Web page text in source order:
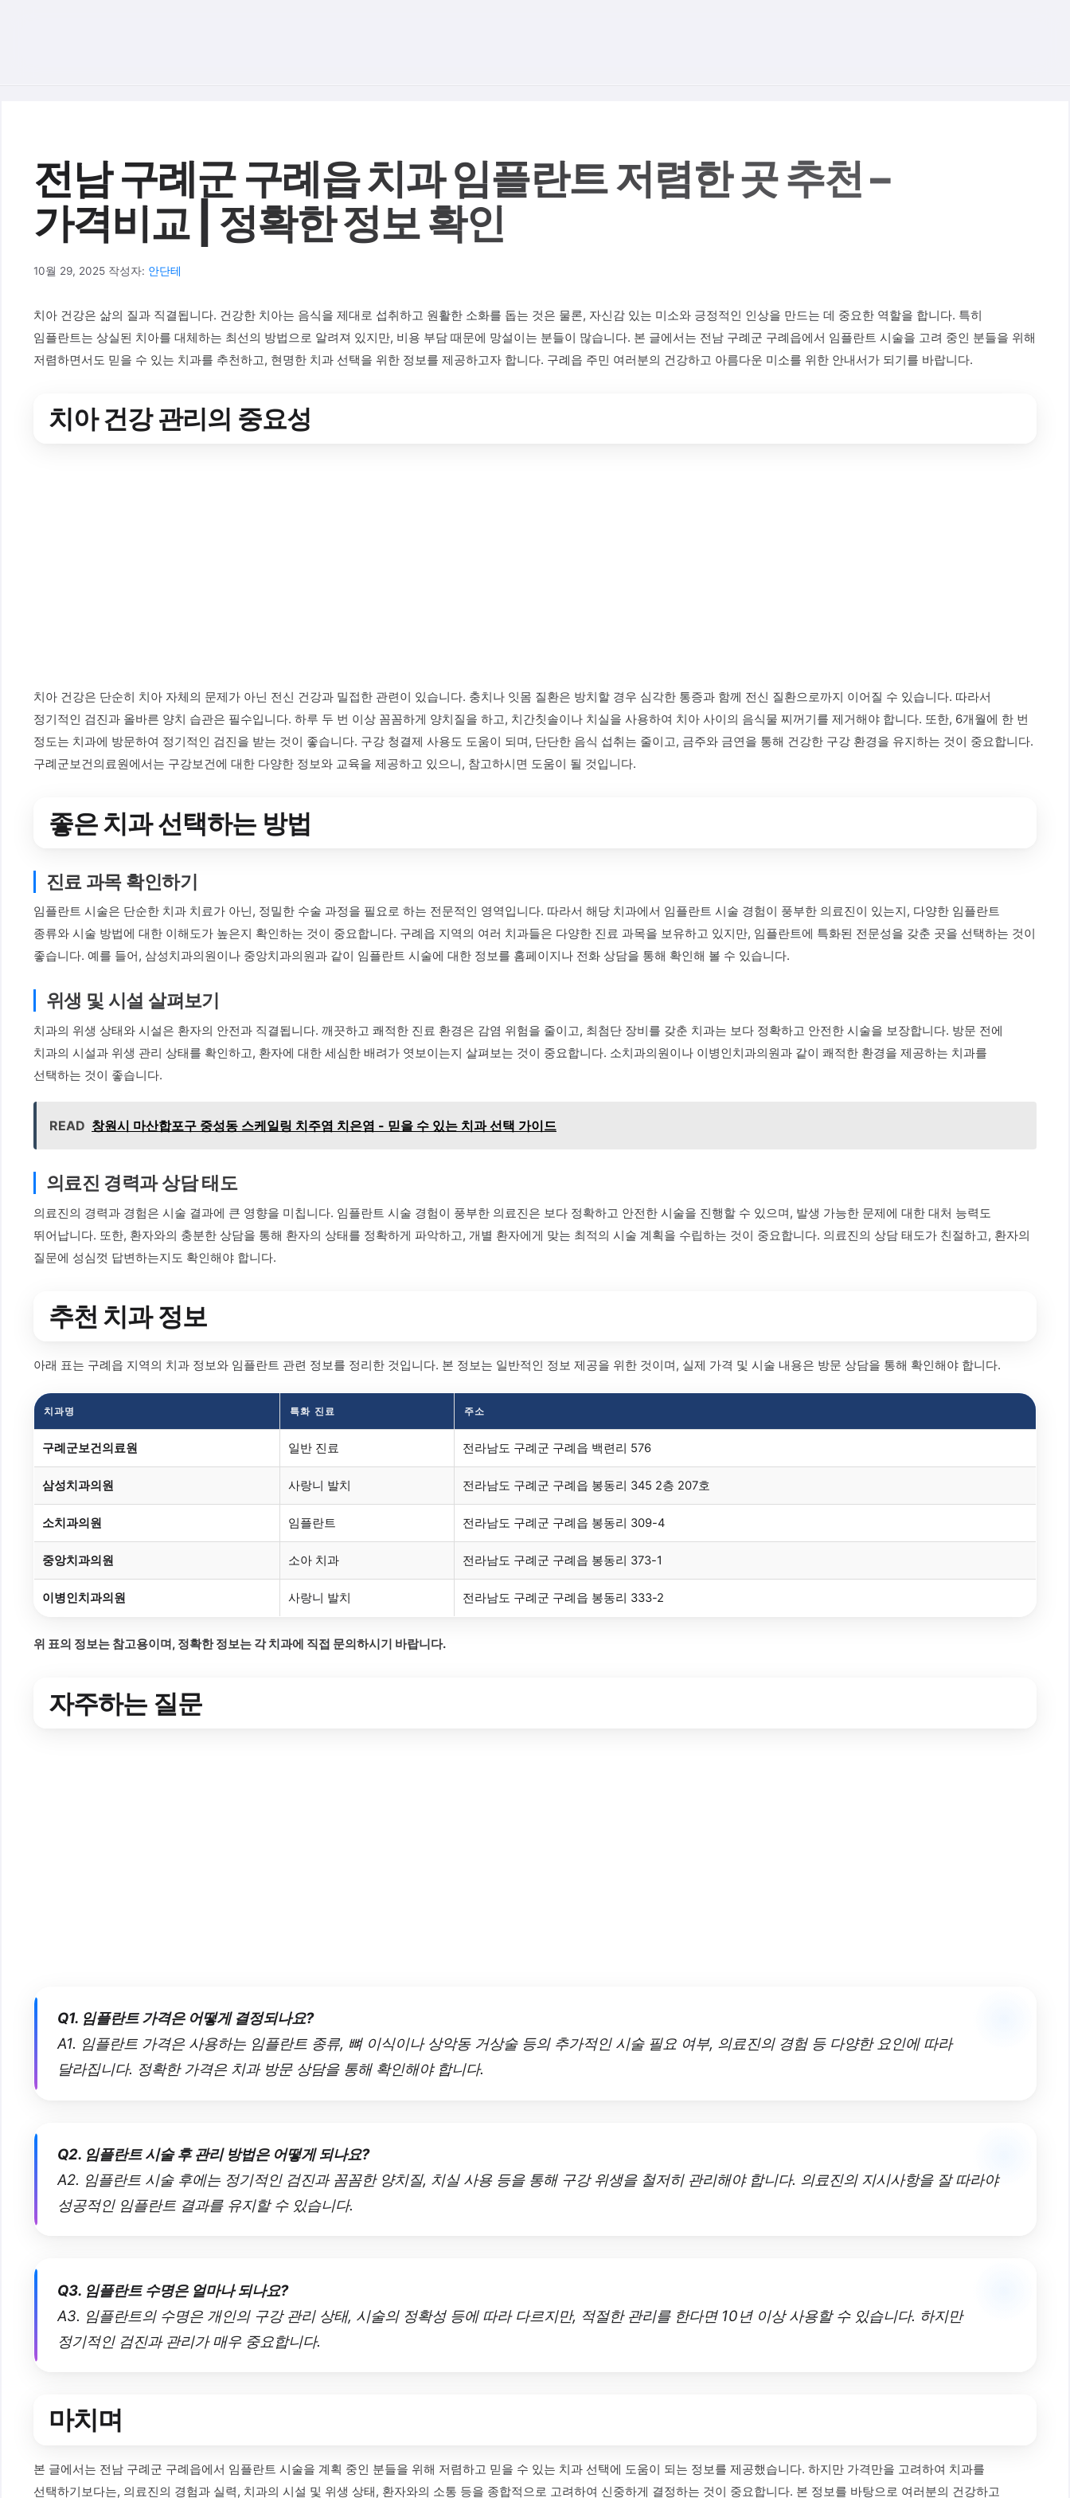
전남 구례군 구례읍 치과 임플란트 저렴한 곳 추천 –
가격비교 | 정확한 정보 확인
10월 29, 2025 작성자: 안단테
치아 건강은 삶의 질과 직결됩니다. 건강한 치아는 음식을 제대로 섭취하고 원활한 소화를 돕는 것은 물론, 자신감 있는 미소와 긍정적인 인상을 만드는 데 중요한 역할을 합니다. 특히
임플란트는 상실된 치아를 대체하는 최선의 방법으로 알려져 있지만, 비용 부담 때문에 망설이는 분들이 많습니다. 본 글에서는 전남 구례군 구례읍에서 임플란트 시술을 고려 중인 분들을 위해
저렴하면서도 믿을 수 있는 치과를 추천하고, 현명한 치과 선택을 위한 정보를 제공하고자 합니다. 구례읍 주민 여러분의 건강하고 아름다운 미소를 위한 안내서가 되기를 바랍니다.
치아 건강 관리의 중요성
치아 건강은 단순히 치아 자체의 문제가 아닌 전신 건강과 밀접한 관련이 있습니다. 충치나 잇몸 질환은 방치할 경우 심각한 통증과 함께 전신 질환으로까지 이어질 수 있습니다. 따라서
정기적인 검진과 올바른 양치 습관은 필수입니다. 하루 두 번 이상 꼼꼼하게 양치질을 하고, 치간칫솔이나 치실을 사용하여 치아 사이의 음식물 찌꺼기를 제거해야 합니다. 또한, 6개월에 한 번
정도는 치과에 방문하여 정기적인 검진을 받는 것이 좋습니다. 구강 청결제 사용도 도움이 되며, 단단한 음식 섭취는 줄이고, 금주와 금연을 통해 건강한 구강 환경을 유지하는 것이 중요합니다.
구례군보건의료원에서는 구강보건에 대한 다양한 정보와 교육을 제공하고 있으니, 참고하시면 도움이 될 것입니다.
좋은 치과 선택하는 방법
진료 과목 확인하기
임플란트 시술은 단순한 치과 치료가 아닌, 정밀한 수술 과정을 필요로 하는 전문적인 영역입니다. 따라서 해당 치과에서 임플란트 시술 경험이 풍부한 의료진이 있는지, 다양한 임플란트
종류와 시술 방법에 대한 이해도가 높은지 확인하는 것이 중요합니다. 구례읍 지역의 여러 치과들은 다양한 진료 과목을 보유하고 있지만, 임플란트에 특화된 전문성을 갖춘 곳을 선택하는 것이
좋습니다. 예를 들어, 삼성치과의원이나 중앙치과의원과 같이 임플란트 시술에 대한 정보를 홈페이지나 전화 상담을 통해 확인해 볼 수 있습니다.
위생 및 시설 살펴보기
치과의 위생 상태와 시설은 환자의 안전과 직결됩니다. 깨끗하고 쾌적한 진료 환경은 감염 위험을 줄이고, 최첨단 장비를 갖춘 치과는 보다 정확하고 안전한 시술을 보장합니다. 방문 전에
치과의 시설과 위생 관리 상태를 확인하고, 환자에 대한 세심한 배려가 엿보이는지 살펴보는 것이 중요합니다. 소치과의원이나 이병인치과의원과 같이 쾌적한 환경을 제공하는 치과를
선택하는 것이 좋습니다.
READ 창원시 마산합포구 중성동 스케일링 치주염 치은염 - 믿을 수 있는 치과 선택 가이드
의료진 경력과 상담 태도
의료진의 경력과 경험은 시술 결과에 큰 영향을 미칩니다. 임플란트 시술 경험이 풍부한 의료진은 보다 정확하고 안전한 시술을 진행할 수 있으며, 발생 가능한 문제에 대한 대처 능력도
뛰어납니다. 또한, 환자와의 충분한 상담을 통해 환자의 상태를 정확하게 파악하고, 개별 환자에게 맞는 최적의 시술 계획을 수립하는 것이 중요합니다. 의료진의 상담 태도가 친절하고, 환자의
질문에 성심껏 답변하는지도 확인해야 합니다.
추천 치과 정보
아래 표는 구례읍 지역의 치과 정보와 임플란트 관련 정보를 정리한 것입니다. 본 정보는 일반적인 정보 제공을 위한 것이며, 실제 가격 및 시술 내용은 방문 상담을 통해 확인해야 합니다.
치과명 특화 진료 주소
구례군보건의료원 일반 진료 전라남도 구례군 구례읍 백련리 576
삼성치과의원 사랑니 발치 전라남도 구례군 구례읍 봉동리 345 2층 207호
소치과의원 임플란트 전라남도 구례군 구례읍 봉동리 309-4
중앙치과의원 소아 치과 전라남도 구례군 구례읍 봉동리 373-1
이병인치과의원 사랑니 발치 전라남도 구례군 구례읍 봉동리 333-2
위 표의 정보는 참고용이며, 정확한 정보는 각 치과에 직접 문의하시기 바랍니다.
자주하는 질문
Q1. 임플란트 가격은 어떻게 결정되나요?
A1. 임플란트 가격은 사용하는 임플란트 종류, 뼈 이식이나 상악동 거상술 등의 추가적인 시술 필요 여부, 의료진의 경험 등 다양한 요인에 따라
달라집니다. 정확한 가격은 치과 방문 상담을 통해 확인해야 합니다.
Q2. 임플란트 시술 후 관리 방법은 어떻게 되나요?
A2. 임플란트 시술 후에는 정기적인 검진과 꼼꼼한 양치질, 치실 사용 등을 통해 구강 위생을 철저히 관리해야 합니다. 의료진의 지시사항을 잘 따라야
성공적인 임플란트 결과를 유지할 수 있습니다.
Q3. 임플란트 수명은 얼마나 되나요?
A3. 임플란트의 수명은 개인의 구강 관리 상태, 시술의 정확성 등에 따라 다르지만, 적절한 관리를 한다면 10년 이상 사용할 수 있습니다. 하지만
정기적인 검진과 관리가 매우 중요합니다.
마치며
본 글에서는 전남 구례군 구례읍에서 임플란트 시술을 계획 중인 분들을 위해 저렴하고 믿을 수 있는 치과 선택에 도움이 되는 정보를 제공했습니다. 하지만 가격만을 고려하여 치과를
선택하기보다는, 의료진의 경험과 실력, 치과의 시설 및 위생 상태, 환자와의 소통 등을 종합적으로 고려하여 신중하게 결정하는 것이 중요합니다. 본 정보를 바탕으로 여러분의 건강하고